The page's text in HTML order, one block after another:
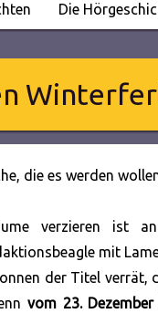
Die
die es werden
verzieren ist
mit
der Titel verrät,
vom 23.